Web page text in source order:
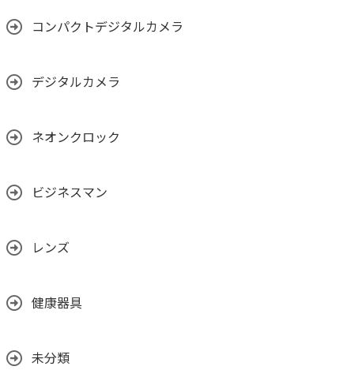
コンパクトデジタルカメラ
デジタルカメラ
ネオンクロック
ビジネスマン
レンズ
健康器具
未分類